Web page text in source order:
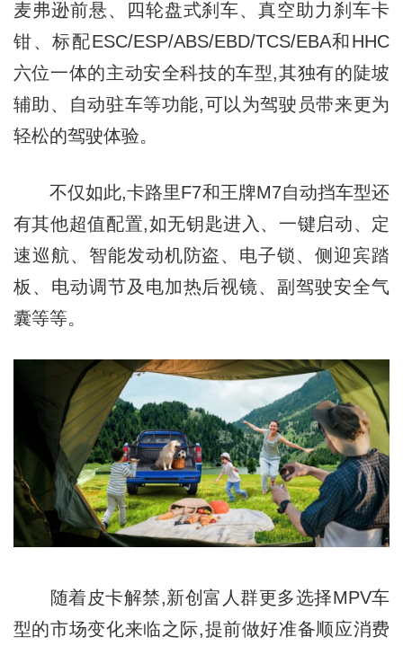
麦弗逊前悬、四轮盘式刹车、真空助力刹车卡
钳、标配ESC/ESP/ABS/EBD/TCS/EBA和HHC
六位一体的主动安全科技的车型,其独有的陡坡
辅助、自动驻车等功能,可以为驾驶员带来更为
轻松的驾驶体验。
不仅如此,卡路里F7和王牌M7自动挡车型还
有其他超值配置,如无钥匙进入、一键启动、定
速巡航、智能发动机防盗、电子锁、侧迎宾踏
板、电动调节及电加热后视镜、副驾驶安全气
囊等等。
随着皮卡解禁,新创富人群更多选择MPV车
型的市场变化来临之际,提前做好准备顺应消费